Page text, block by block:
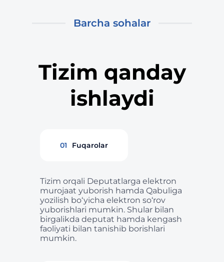
Barcha sohalar
Tizim qanday
ishlaydi
01 Fuqarolar
Tizim orqali Deputatlarga elektron
murojaat yuborish hamda Qabuliga
yozilish bo‘yicha elektron so‘rov
yuborishlari mumkin. Shular bilan
birgalikda deputat hamda kengash
faoliyati bilan tanishib borishlari
mumkin.